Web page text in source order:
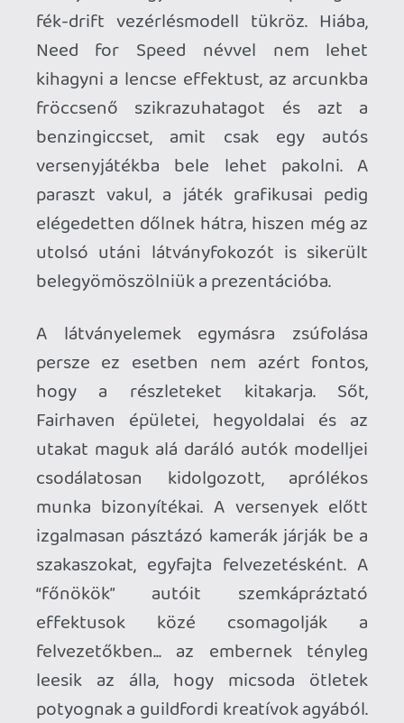
Hálózati fronton viszont semmi
technikai problémával nem találkoztunk,
sőt a Most Wanted csomag értékét
jelentősen megdobja a hozzá illesztett
sandbox-multiplayer élmény. Képzeld el,
hogy tizenpár autót bedob a játék a
város egy adott részére. A gép kijelöli a
következő versenyt, a mazsolák pedig
megrohamozzák a következő célpontot.
Amíg a célhoz érve várakozunk a
többiekre, addig szabad a trollkodás, a
gócpont körül pedig másodpercek alatt
kialakul az aréna-roncsderbi hangulat.
Ezután zöldlámpa, kezdődik a csattogós,
aztán kezdődik mindez elölről, a gép
pedig rá is játszik a szívatásra és adott
pontokon az instant takedownt is
benyomja, így ösztönözve a csapatot
egymás gyepálására. Lényeg a lényeg,
ismeretlen arcokkal is repül az idő a
multiplayer mellett, egy ismerős
társaságban pedig elképesztő hangulata
lehet Fairhaven közös felszántásának!
Mielőtt lezárnánk a kritikánkat, egy
sarkalatos pontot muszáj még
körüljárnunk: ez pedig a játék nehézsége.
A Most Wanted nem a kezdők autós
játéka. Persze, újoncként is be lehet
zajló küzdelembe, hiszen az autókhoz
szervezett, néhol újra-újrakevert